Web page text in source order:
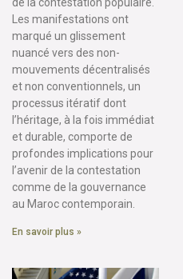
Les manifestations ont
marqué un glissement
nuancé vers des non-
mouvements décentralisés
et non conventionnels, un
processus itératif dont
l’héritage, à la fois immédiat
et durable, comporte de
profondes implications pour
l’avenir de la contestation
comme de la gouvernance
au Maroc contemporain.
En savoir plus »